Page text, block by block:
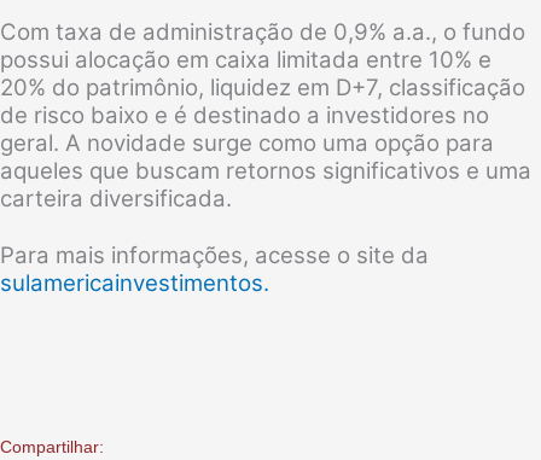
Com taxa de administração de 0,9% a.a., o fundo
possui alocação em caixa limitada entre 10% e
20% do patrimônio, liquidez em D+7, classificação
de risco baixo e é destinado a investidores no
geral. A novidade surge como uma opção para
aqueles que buscam retornos significativos e uma
carteira diversificada.
Para mais informações, acesse o site da
sulamericainvestimentos.
Compartilhar: